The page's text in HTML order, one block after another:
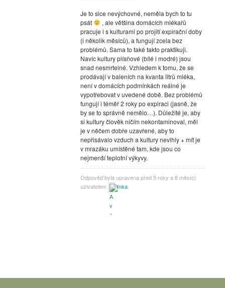
Je to sice nevýchovné, neměla bych to tu
psát
, ale většina domácích mlékařů
pracuje i s kulturami po projití expirační doby
(i několik měsíců), a fungují zcela bez
problémů. Sama to také takto praktikuji.
Navíc kultury plísňové (bílé i modré) jsou
snad nesmrtelné. Vzhledem k tomu, že se
prodávají v baleních na kvanta litrů mléka,
není v domácích podmínkách reálné je
vypotřebovat v uvedené době. Bez problémů
fungují i téměř 2 roky po expiraci (jasně, že
by se to správně nemělo…). Důležité je, aby
si kultury člověk ničím nekontaminoval, měl
je v něčem dobře uzavřené, aby to
nepřisávalo vzduch a kultury nevlhly + mít je
v mrazáku umístěné tam, kde jsou co
nejmenší teplotní výkyvy.
Odpověď byla upravena před 5 roky a 8 měsíci
uživatelem
Inka